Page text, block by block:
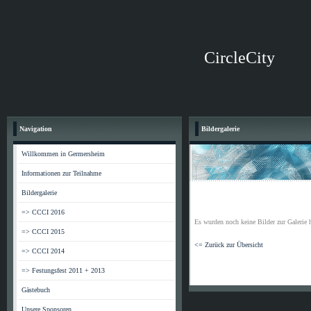
CircleCity
Navigation
Willkommen in Germersheim
Informationen zur Teilnahme
Bildergalerie
=> CCCI 2016
=> CCCI 2015
=> CCCI 2014
=> Festungsfest 2011 + 2013
Gästebuch
Unsere Sponsoren
Bildergalerie
Es wurden noch keine Bilder zur Galerie
<= Zurück zur Übersicht